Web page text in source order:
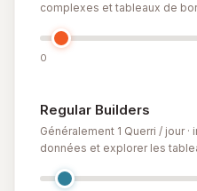
complexes et tableaux de
0
Regular Builders
Généralement 1 Querri / jour ·
données et explorer les